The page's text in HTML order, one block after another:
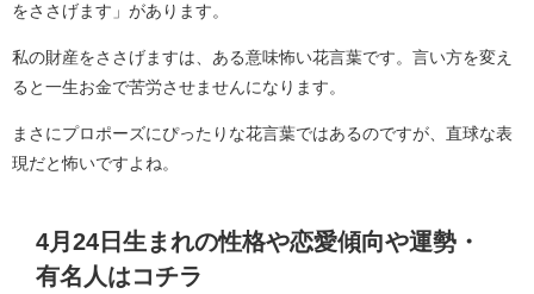
をささげます」があります。
私の財産をささげますは、ある意味怖い花言葉です。言い方を変え
ると一生お金で苦労させませんになります。
まさにプロポーズにぴったりな花言葉ではあるのですが、直球な表
現だと怖いですよね。
4月24日生まれの性格や恋愛傾向や運勢・
有名人はコチラ